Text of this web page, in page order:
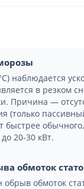
наблюдается
в резком
Причина —
(только
быстрее
20-30 кВт.
обмоток
обмоток